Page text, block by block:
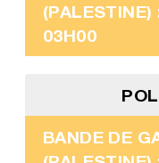
(PALESTINE)
03H00
BANDE DE